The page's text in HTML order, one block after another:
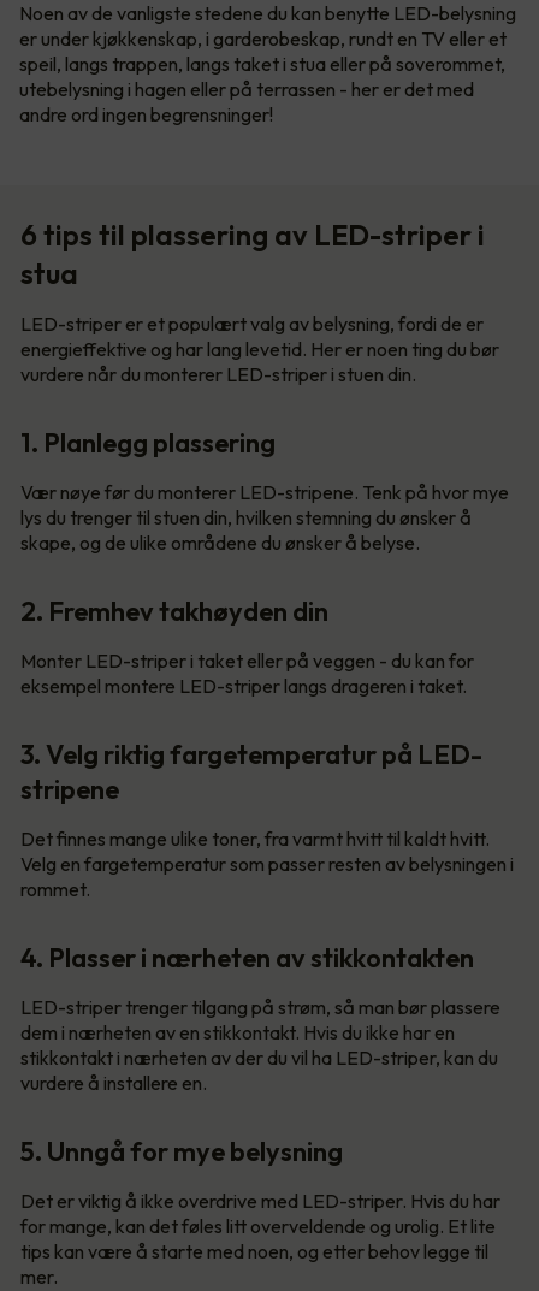
Noen av de vanligste stedene du kan benytte LED-belysning
er under kjøkkenskap, i garderobeskap, rundt en TV eller et
speil, langs trappen, langs taket i stua eller på soverommet,
utebelysning i hagen eller på terrassen - her er det med
andre ord ingen begrensninger!
6 tips til plassering av LED-striper i
stua
LED-striper er et populært valg av belysning, fordi de er
energieffektive og har lang levetid. Her er noen ting du bør
vurdere når du monterer LED-striper i stuen din.
1. Planlegg plassering
Vær nøye før du monterer LED-stripene. Tenk på hvor mye
lys du trenger til stuen din, hvilken stemning du ønsker å
skape, og de ulike områdene du ønsker å belyse.
2. Fremhev takhøyden din
Monter LED-striper i taket eller på veggen - du kan for
eksempel montere LED-striper langs drageren i taket.
3. Velg riktig fargetemperatur på LED-
stripene
Det finnes mange ulike toner, fra varmt hvitt til kaldt hvitt.
Velg en fargetemperatur som passer resten av belysningen i
rommet.
4. Plasser i nærheten av stikkontakten
LED-striper trenger tilgang på strøm, så man bør plassere
dem i nærheten av en stikkontakt. Hvis du ikke har en
stikkontakt i nærheten av der du vil ha LED-striper, kan du
vurdere å installere en.
5. Unngå for mye belysning
Det er viktig å ikke overdrive med LED-striper. Hvis du har
for mange, kan det føles litt overveldende og urolig. Et lite
tips kan være å starte med noen, og etter behov legge til
mer.